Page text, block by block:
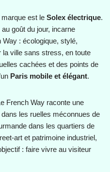
est le Solex électrique.
goût du jour, incarne
: écologique, stylé,
ville sans stress, en toute
cachées et des points de
Paris mobile et élégant.
French Way raconte une
les ruelles méconnues de
dans les quartiers de
art et patrimoine industriel,
: faire vivre au visiteur